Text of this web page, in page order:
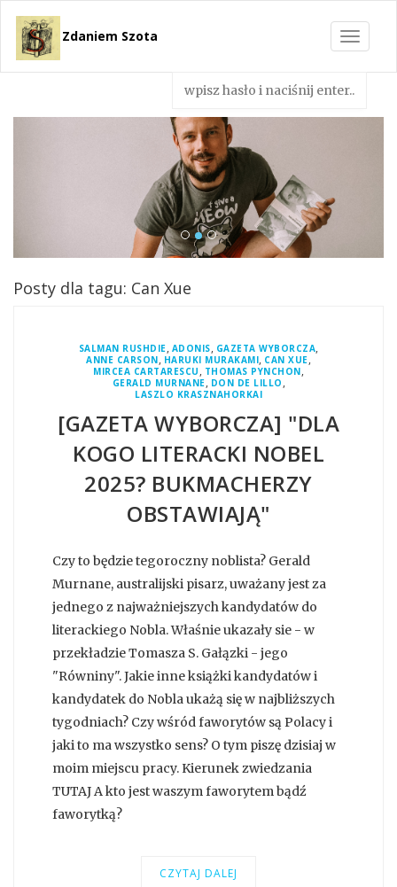
Toggle
Zdaniem Szota
Posty dla tagu: Can Xue
SALMAN RUSHDIE, ADONIS, GAZETA WYBORCZA,
ANNE CARSON, HARUKI MURAKAMI, CAN XUE,
MIRCEA CARTARESCU , THOMAS PYNCHON,
GERALD MURNANE, DON DE LILLO ,
LASZLO KRASZNAHORKAI
[GAZETA WYBORCZA] "DLA
KOGO LITERACKI NOBEL
2025? BUKMACHERZY
OBSTAWIAJĄ"
Czy to będzie tegoroczny noblista? Gerald
Murnane, australijski pisarz, uważany jest za
jednego z najważniejszych kandydatów do
literackiego Nobla. Właśnie ukazały sie - w
przekładzie Tomasza S. Gałązki - jego
"Równiny". Jakie inne książki kandydatów i
kandydatek do Nobla ukażą się w najbliższych
tygodniach? Czy wśród faworytów są Polacy i
jaki to ma wszystko sens? O tym piszę dzisiaj w
moim miejscu pracy. Kierunek zwiedzania
TUTAJ A kto jest waszym faworytem bądź
faworytką?
CZYTAJ DALEJ